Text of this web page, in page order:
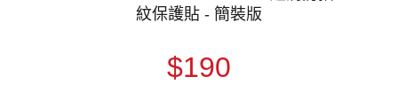
紋保護貼 - 簡裝版
$190